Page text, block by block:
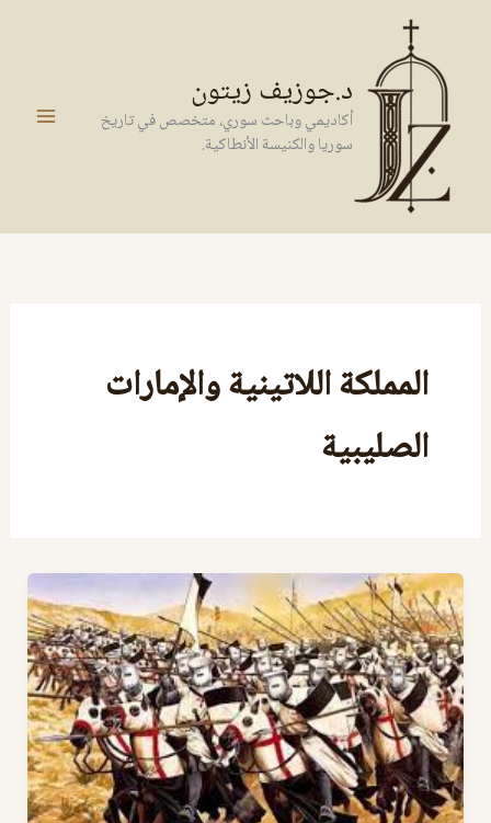
المحتوى
د.جوزيف زيتون
أكاديمي وباحث سوري، متخصص في تاريخ
سوريا والكنيسة الأنطاكية.
المملكة اللاتينية والإمارات
الصليبية